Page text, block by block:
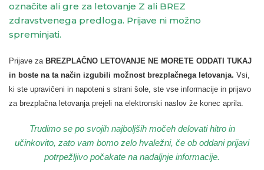
označite ali gre za letovanje Z ali BREZ
zdravstvenega predloga. Prijave ni možno
spreminjati.
Prijave za BREZPLAČNO LETOVANJE NE MORETE ODDATI TUKAJ
in boste na ta način izgubili možnost brezplačnega letovanja. Vsi,
ki ste upravičeni in napoteni s strani šole, ste vse informacije in prijavo
za brezplačna letovanja prejeli na elektronski naslov že konec aprila.
Trudimo se po svojih najboljših močeh delovati hitro in
učinkovito, zato vam bomo zelo hvaležni, če ob oddani prijavi
potrpežljivo počakate na nadaljnje informacije.